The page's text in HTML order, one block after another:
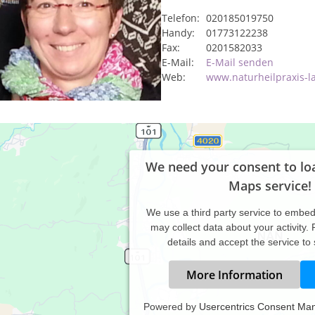
Telefon: 020185019750
Handy:
01773122238
Fax:
0201582033
E-Mail:
E-Mail senden
Web:
www.naturheilpraxis-
We need your consent to
Maps service!
We use a third party service to
may collect data about your activity.
details and accept the service to
More Information
Powered by Usercentrics Consent